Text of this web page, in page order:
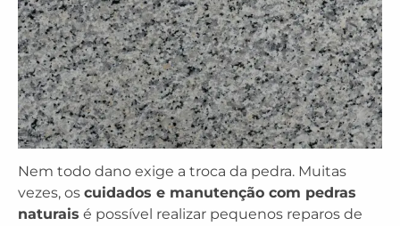
Nem todo dano exige a troca da pedra. Muitas
vezes, os cuidados e manutenção com pedras
naturais é possível realizar pequenos reparos de